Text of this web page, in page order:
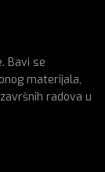
Bavi se
materijala,
radova u